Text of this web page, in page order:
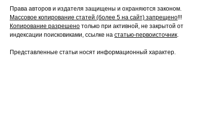
Права авторов и издателя защищены и охраняются законом.
Массовое копирование статей (более 5 на сайт) запрещено!!!
Копирование разрешено только при активной, не закрытой от
индексации поисковиками, ссылке на статью-первоисточник
Представленные статьи носят информационный характер.